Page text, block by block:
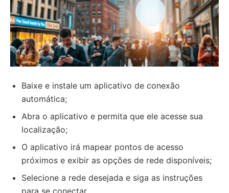
Baixe e instale um aplicativo de conexão
automática;
Abra o aplicativo e permita que ele acesse sua
localização;
O aplicativo irá mapear pontos de acesso
próximos e exibir as opções de rede disponíveis;
Selecione a rede desejada e siga as instruções
para se conectar.